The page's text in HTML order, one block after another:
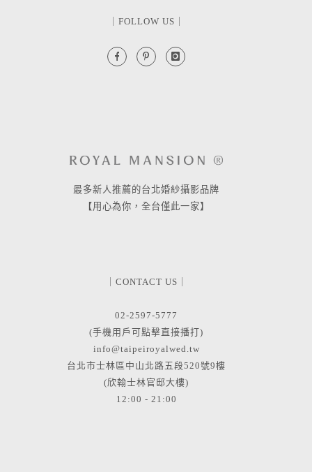
｜FOLLOW US｜
最多新人推薦的台北婚紗攝影品牌
【用心為你，全台僅此一家】
｜CONTACT US｜
02-2597-5777
(手機用戶可點擊直接播打)
info@taipeiroyalwed.tw
台北市士林區中山北路五段520號9樓
(欣翰士林官邸大樓)
12:00 - 21:00